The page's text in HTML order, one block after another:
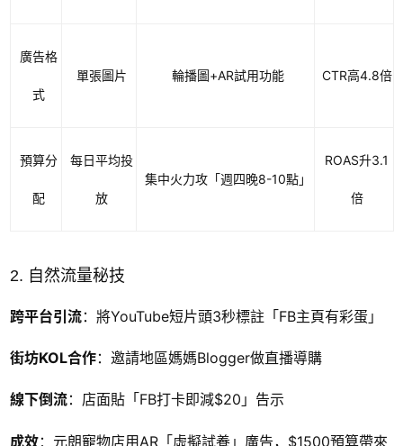
廣告格
式
單張圖片 輪播圖+AR試用功能 CTR高4.8倍
預算分
配
每日平均投
放
集中火力攻「週四晚8-10點」
ROAS升3.1
倍
2. 自然流量秘技
跨平台引流：將YouTube短片頭3秒標註「FB主頁有彩蛋」
街坊KOL合作：邀請地區媽媽Blogger做直播導購
線下倒流：店面貼「FB打卡即減$20」告示
成效：元朗寵物店用AR「虛擬試養」廣告，$1500預算帶來